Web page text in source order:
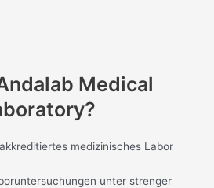
Medical
medizinisches Labor
unter strenger